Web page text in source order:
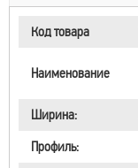
Код товара
Наименование
Ширина:
Профиль: